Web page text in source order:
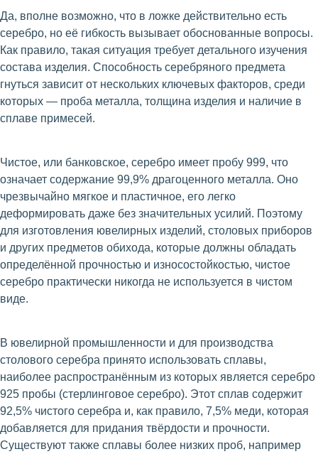
Да, вполне возможно, что в ложке действительно есть
серебро, но её гибкость вызывает обоснованные вопросы.
Как правило, такая ситуация требует детального изучения
состава изделия. Способность серебряного предмета
гнуться зависит от нескольких ключевых факторов, среди
которых — проба металла, толщина изделия и наличие в
сплаве примесей.
Чистое, или банковское, серебро имеет пробу 999, что
означает содержание 99,9% драгоценного металла. Оно
чрезвычайно мягкое и пластичное, его легко
деформировать даже без значительных усилий. Поэтому
для изготовления ювелирных изделий, столовых приборов
и других предметов обихода, которые должны обладать
определённой прочностью и износостойкостью, чистое
серебро практически никогда не используется в чистом
виде.
В ювелирной промышленности и для производства
столового серебра принято использовать сплавы,
наиболее распространённым из которых является серебро
925 пробы (стерлинговое серебро). Этот сплав содержит
92,5% чистого серебра и, как правило, 7,5% меди, которая
добавляется для придания твёрдости и прочности.
Существуют также сплавы более низких проб, например